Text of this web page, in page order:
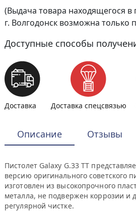
(Выдача товара находящегося в
г. Волгодонск возможна только
Доступные способы
Доставка Доставка спецсвязью
Описание Отзывы
Пистолет Galaxy G.33 TT
версию оригинального советского
изготовлен из высокопрочного
металла, не подвержен коррозии и
регулярной чистке.